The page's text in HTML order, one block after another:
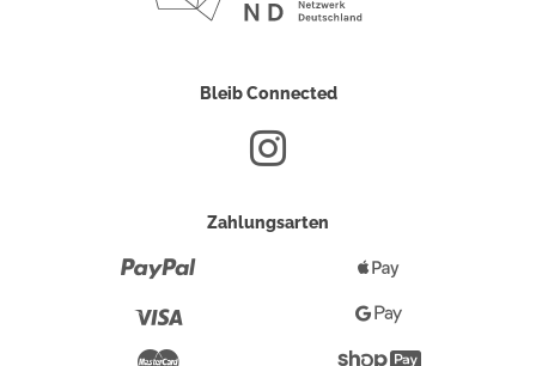
Bleib Connected
Zahlungsarten
Pay
Google
Pay